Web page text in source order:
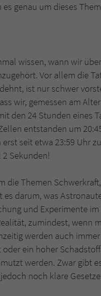
es genau um dieses
wissen, wann wir
Vor allem die
ist nur schwer
wir, gemessen am
den 24 Stunden eines
entstanden um
seit etwa 23:59 Uhr
Sekunden!
die Themen
es darum, was
und Experimente
zumindest, wenn
werden auch
ein hoher
werden. Zwar gibt
noch klare